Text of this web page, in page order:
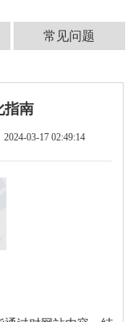
常见问题
指南
03-17 02:49:14